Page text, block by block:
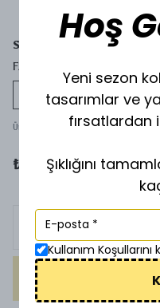
SESİ
FATMA 3'LÜ YÜZÜK
Tükeniyor
Ürün Kodu FK-06
₺ 650.00
Hoş
Yeni sezon
tasarımlar ve
fırsatlardan
Şıklığını
Kullanım